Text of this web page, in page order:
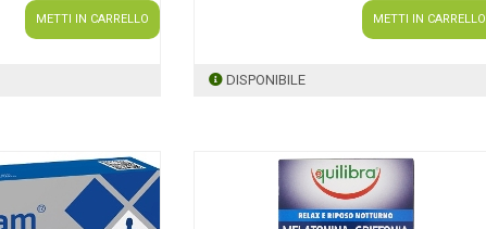
METTI IN CARRELLO METTI IN CARRELLO
DISPONIBILE